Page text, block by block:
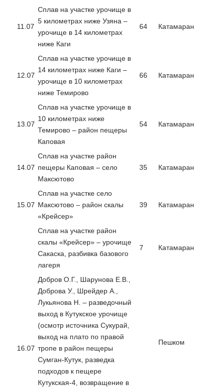
11.07
Сплав на участке урочище в
5 километрах ниже Узяна –
урочище в 14 километрах
ниже Каги
64 Катамаран
12.07
Сплав на участке урочище в
14 километрах ниже Каги –
урочище в 10 километрах
ниже Темирово
66 Катамаран
13.07
Сплав на участке урочище в
10 километрах ниже
Темирово – район пещеры
Каповая
54 Катамаран
14.07
Сплав на участке район
пещеры Каповая – село
Максютово
35 Катамаран
15.07
Сплав на участке село
Максютово – район скалы
«Крейсер»
39 Катамаран
16.07
Сплав на участке район
скалы «Крейсер» – урочище
Сакаска, разбивка базового
лагеря
7 Катамаран
Добров О.Г., Шарунова Е.В.,
Доброва У., Шрейдер А.,
Лукьянова Н. – разведочный
выход в Кутукское урочище
(осмотр источника Сукурай,
выход на плато по правой
тропе в район пещеры
Сумган-Кутук, разведка
подходов к пещере
Кутукская-4, возвращение в
Пешком